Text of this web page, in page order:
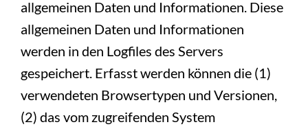
allgemeinen Daten und Informationen. Diese
allgemeinen Daten und Informationen
werden in den Logfiles des Servers
gespeichert. Erfasst werden können die (1)
verwendeten Browsertypen und Versionen,
(2) das vom zugreifenden System